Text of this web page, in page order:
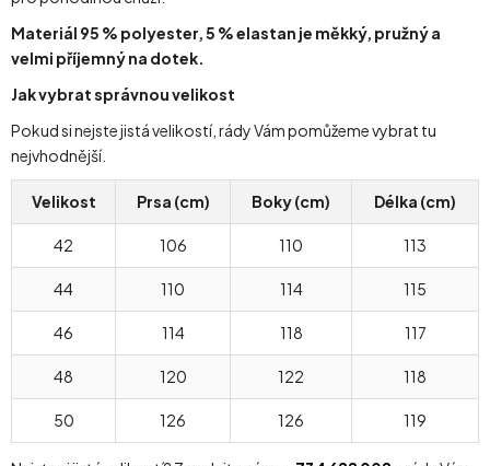
Materiál 95 % polyester, 5 % elastan je měkký, pružný a
velmi příjemný na dotek.
Jak vybrat správnou velikost
Pokud si nejste jistá velikostí, rády Vám pomůžeme vybrat tu
nejvhodnější.
Velikost Prsa (cm) Boky (cm) Délka (cm)
42 106 110 113
44 110 114 115
46 114 118 117
48 120 122 118
50 126 126 119